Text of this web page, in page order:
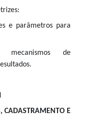
e parâmetros para
de
CADASTRAMENTO E